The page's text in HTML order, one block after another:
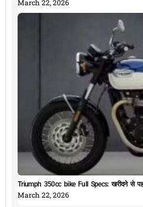
March 22, 2026
Triumph 350cc bike Full Specs: खरीदने से
March 22, 2026